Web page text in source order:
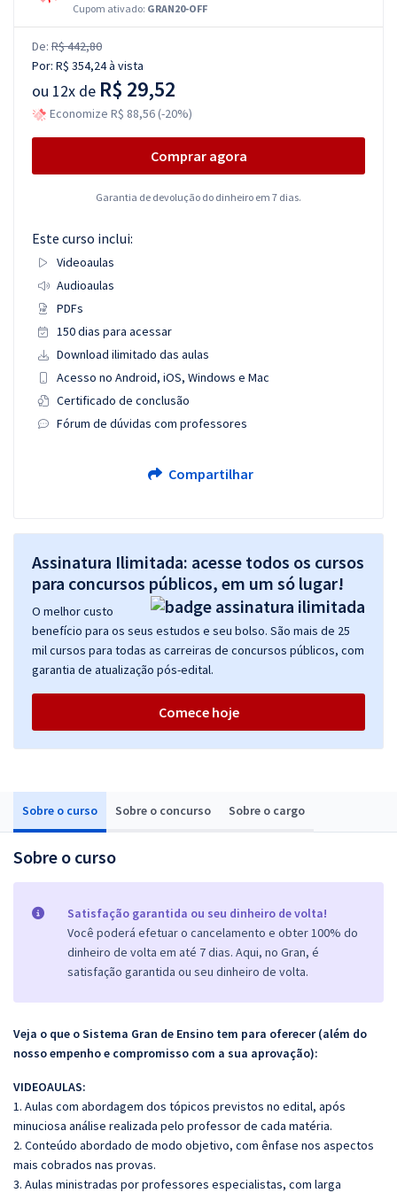
Sobre o curso Sobre o concurso Sobre o cargo
Sobre o curso
Satisfação garantida ou seu dinheiro de volta!
Você poderá efetuar o cancelamento e obter 100% do
dinheiro de volta em até 7 dias. Aqui, no Gran, é
satisfação garantida ou seu dinheiro de volta.
Veja o que o Sistema Gran de Ensino tem para oferecer (além do
nosso empenho e compromisso com a sua aprovação):
VIDEOAULAS:
1. Aulas com abordagem dos tópicos previstos no edital, após
minuciosa análise realizada pelo professor de cada matéria.
2. Conteúdo abordado de modo objetivo, com ênfase nos aspectos
mais cobrados nas provas.
3. Aulas ministradas por professores especialistas, com larga
Cupom ativado: GRAN20-OFF
De: R$ 442,80
Por: R$ 354,24à vista
ou 12x de R$ 29,52
Economize R$ 88,56 (-20%)
Comprar agora
Garantia de devolução do dinheiro em 7 dias.
Este curso inclui:
Videoaulas
Audioaulas
PDFs
150 dias para acessar
Download ilimitado das aulas
Acesso no Android, iOS, Windows e Mac
Certificado de conclusão
Fórum de dúvidas com professores
Compartilhar
Assinatura Ilimitada: acesse todos os cursos
para concursos públicos, em um só lugar!
O melhor custo
benefício para os seus estudos e seu bolso. São mais de 25
mil cursos para todas as carreiras de concursos públicos, com
garantia de atualização pós-edital.
Comece hoje